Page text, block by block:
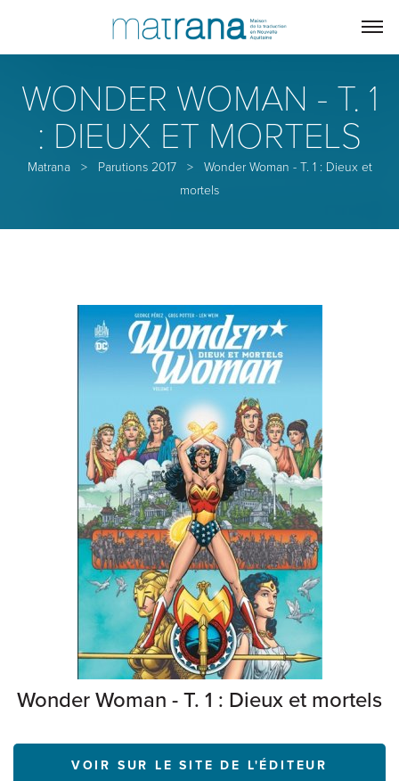
WONDER WOMAN - T. 1
: DIEUX ET MORTELS
Matrana> Parutions 2017 >
Wonder Woman - T. 1 : Dieux et
mortels
Wonder Woman - T. 1 : Dieux et mortels
VOIR SUR LE SITE DE L'ÉDITEUR